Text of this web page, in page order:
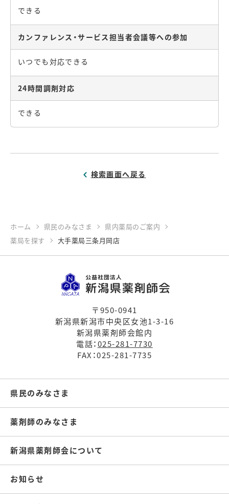
できる
カンファレンス・サービス担当者会議等への参加
いつでも対応できる
24時間調剤対応
できる
検索画面へ戻る
ホーム 県民のみなさま
県内薬局のご案内
薬局を探す
大手薬局三条月岡店
〒950-0941
新潟県新潟市中央区女池1-3-16
新潟県薬剤師会館内
電話：025-281-7730
FAX：025-281-7735
県民のみなさま
薬剤師のみなさま
新潟県薬剤師会について
お知らせ